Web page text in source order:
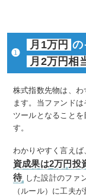
❶
月1万円 の
月2万円相
株式指数先物は、
ます。当ファンド
ツールとなること
す。
わかりやすく言えば
資成果は2万円投
待 した設計のファ
（ルール）に工夫